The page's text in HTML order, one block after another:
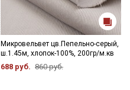
Микровельвет цв.Пепельно-серый,
ш.1.45м, хлопок-100%, 200гр/м.кв
688 руб. 860 руб.